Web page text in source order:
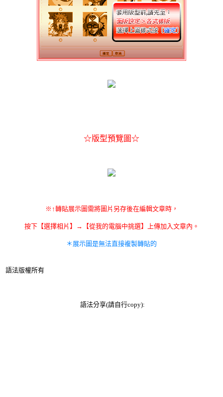
☆版型預覽圖☆
※↑轉貼展示圖需將圖片另存後在編輯文章時，
按下【選擇相片】→【從我的電腦中挑選】上傳加入文章內。
＊展示圖是無法直接複製轉貼的
語法版權所有
語法分享(請自行copy):